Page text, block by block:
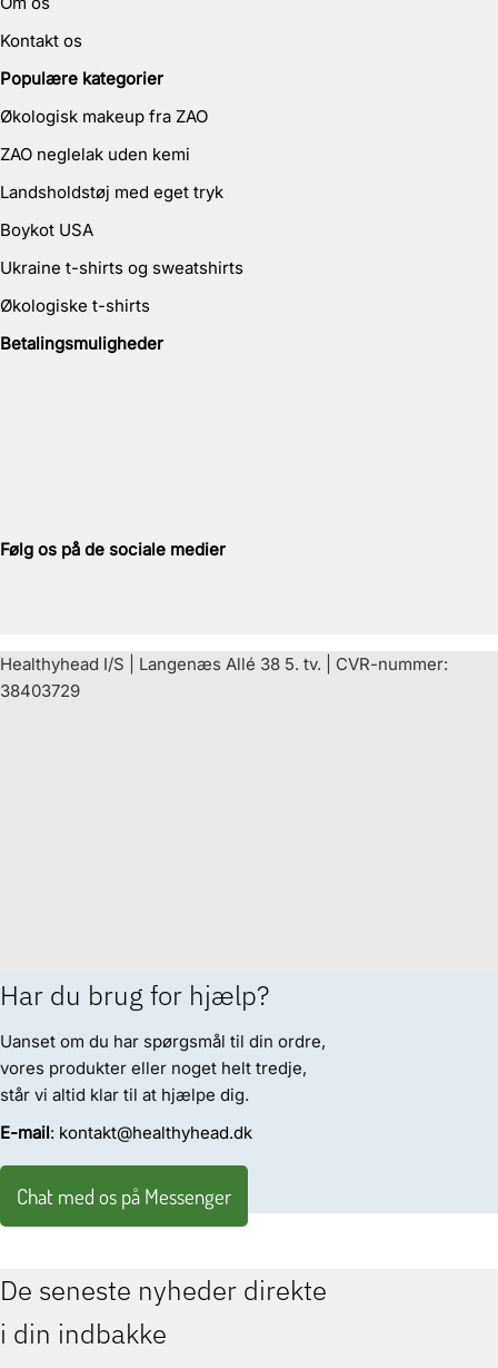
Kontakt os
Populære kategorier
Økologisk makeup fra ZAO
ZAO neglelak uden kemi
Landsholdstøj med eget tryk
Boykot USA
Ukraine t-shirts og sweatshirts
Økologiske t-shirts
Betalingsmuligheder
Følg os på de sociale medier
Healthyhead I/S | Langenæs Allé 38 5. tv. | CVR-nummer:
38403729
Har du brug for hjælp?
Uanset om du har spørgsmål til din ordre,
vores produkter eller noget helt tredje,
står vi altid klar til at hjælpe dig.
E-mail: kontakt@healthyhead.dk
Chat med os på Messenger
De seneste nyheder direkte
i din indbakke